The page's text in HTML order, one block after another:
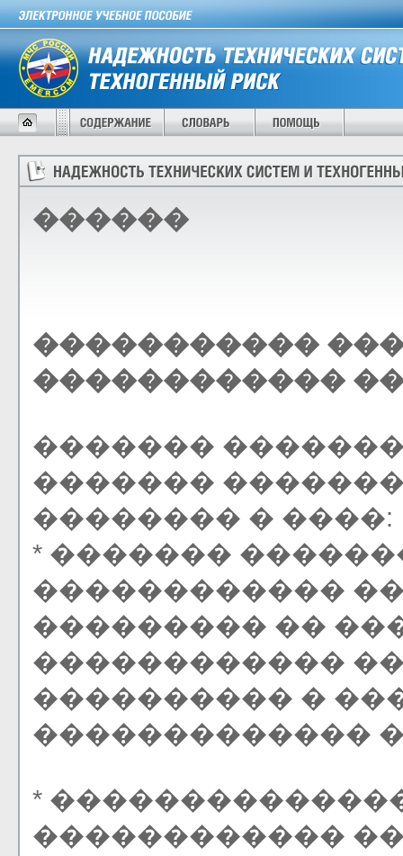
������
�����������
������������
�������
�������
�������� � ����:
* �������
������������
��������� ��
������������
���������� �
�������������
*
������������